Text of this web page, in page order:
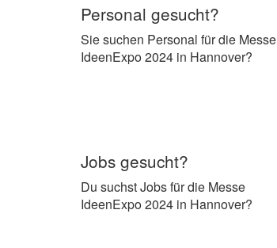
Personal gesucht?
Sie suchen Personal für die Messe
IdeenExpo 2024 in Hannover?
Jobs gesucht?
Du suchst Jobs für die Messe
IdeenExpo 2024 in Hannover?